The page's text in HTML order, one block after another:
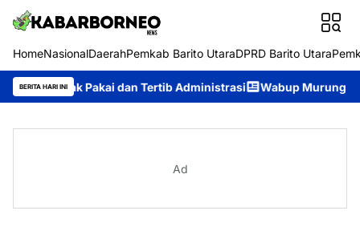
HomeNasionalDaerahPemkab Barito UtaraDPRD Barito Utara
BERITA HARI INI
dan Tertib Administrasi Wabup Murung Raya Dorong
Ad